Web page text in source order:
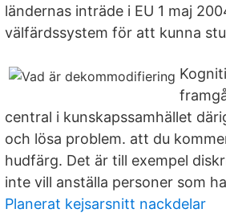
ländernas inträde i EU 1 maj
välfärdssystem för att kunna
central i kunskapssamhället
och lösa problem. att du
hudfärg. Det är till exempel
inte vill anställa personer som
Planerat kejsarsnitt nackdelar